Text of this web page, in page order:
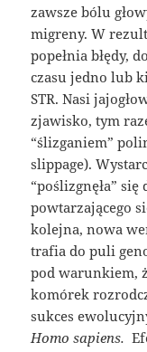
zawsze bólu
migreny. W
popełnia błędy,
czasu jedno lub
STR. Nasi
zjawisko, tym
“ślizganiem”
slippage).
“poślizgnęła”
powtarzającego
kolejna, nowa
trafia do puli
pod warunkiem,
komórek
sukces
Homo sapiens.